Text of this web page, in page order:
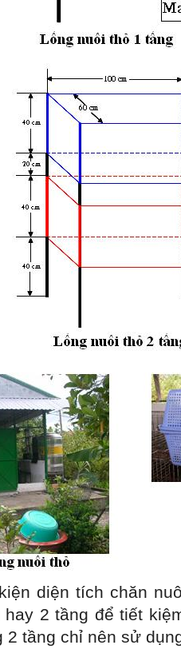
diện tích chăn
2 tầng để tiết
2 tầng chỉ nên sử